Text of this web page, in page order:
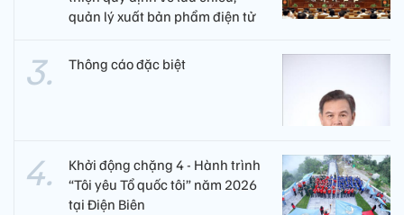
quản lý xuất bản phẩm điện tử
Thông cáo đặc biệt
Khởi động chặng 4 - Hành trình
“Tôi yêu Tổ quốc tôi” năm 2026
tại Điện Biên